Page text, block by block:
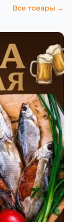
Все товары →